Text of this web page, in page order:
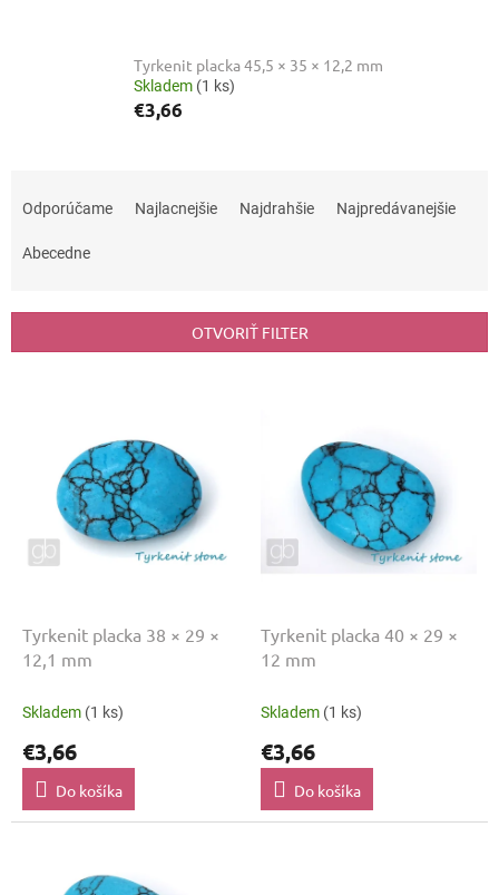
Tyrkenit placka 45,5 × 35 × 12,2 mm
Skladem (1 ks)
€3,66
p
Odporúčame Najlacnejšie Najdrahšie Najpredávanejšie
Abecedne
OTVORIŤ FILTER
Tyrkenit placka 38 × 29 ×
12,1 mm
Skladem (1 ks)
€3,66
Do košíka
Tyrkenit placka 40 × 29 ×
12 mm
Skladem (1 ks)
€3,66
Do košíka